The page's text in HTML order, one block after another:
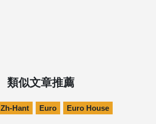
類似文章推薦
Zh-Hant Euro Euro House